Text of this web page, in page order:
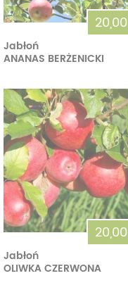
20,00
Jabłoń
ANANAS BERŻENICKI
20,00
Jabłoń
OLIWKA CZERWONA